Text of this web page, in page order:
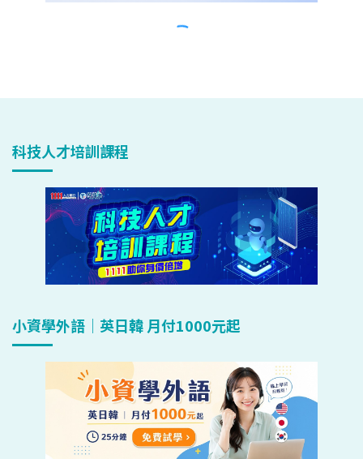
科技人才培訓課程
小資學外語｜英日韓 月付1000元起